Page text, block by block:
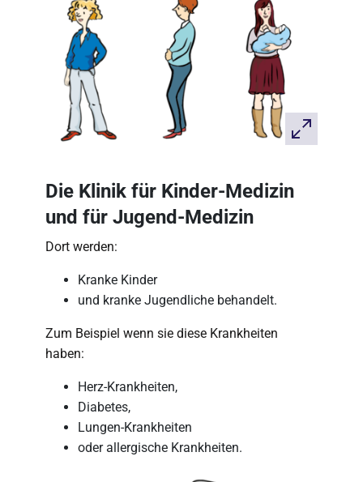
Die Klinik für Kinder-Medizin
und für Jugend-Medizin
Dort werden:
Kranke Kinder
und kranke Jugendliche behandelt.
Zum Beispiel wenn sie diese Krankheiten
haben:
Herz-Krankheiten,
Diabetes,
Lungen-Krankheiten
oder allergische Krankheiten.